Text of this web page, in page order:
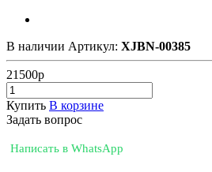
В наличии Артикул: XJBN-00385
21500р
Купить В корзине
Задать вопрос
Написать в WhatsApp